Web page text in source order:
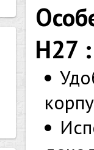
H27 :